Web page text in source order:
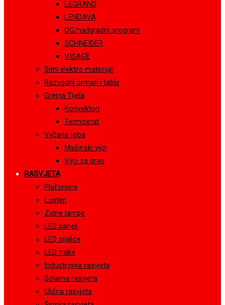
LEGRAND
LENDAVA
OG/nadgradni program
SCHNEIDER
VISAGE
Sitni elektro materijal
Razvodni ormari i table
Grejna Tijela
Konvektori
Termostat
Vijčana roba
Mašinski vijci
Vijci za drvo
RASVJETA
Plafonjere
Lusteri
Zidne lampe
LED paneli
LED sijalice
LED trake
Industrijska rasvjeta
Solarna rasvjeta
Ulična rasvjeta